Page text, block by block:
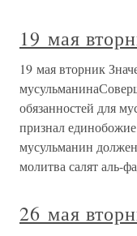
19 мая
19 мая вторник
обязанностей для
признал
мусульманин
молитва салят аль-
26 мая